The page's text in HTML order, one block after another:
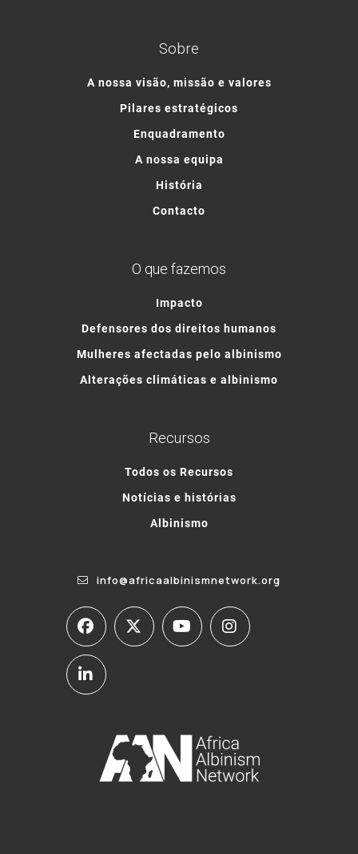
Sobre
A nossa visão, missão e valores
Pilares estratégicos
Enquadramento
A nossa equipa
História
Contacto
O que fazemos
Impacto
Defensores dos direitos humanos
Mulheres afectadas pelo albinismo
Alterações climáticas e albinismo
Recursos
Todos os Recursos
Notícias e histórias
Albinismo
info@africaalbinismnetwork.org